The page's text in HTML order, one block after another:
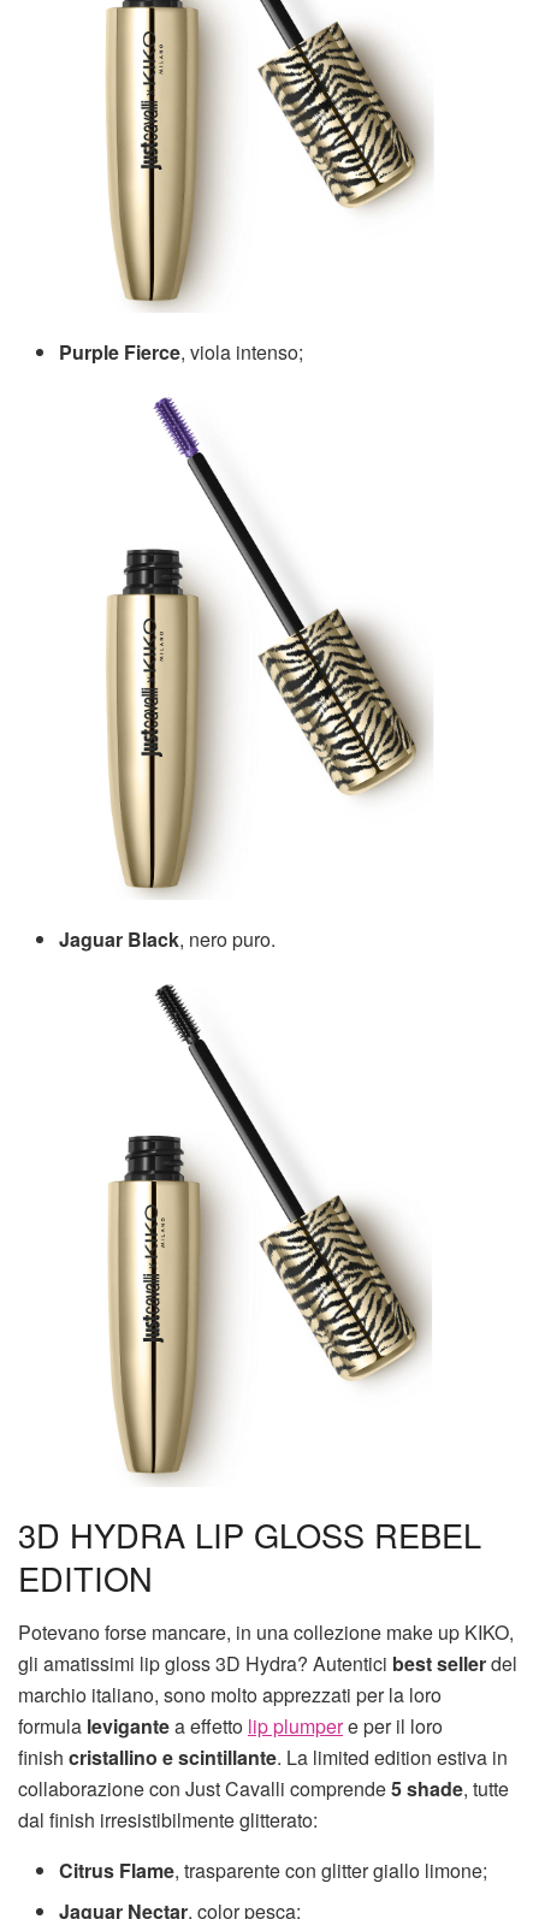
Purple Fierce, viola intenso;
Jaguar Black, nero puro.
3D HYDRA LIP GLOSS REBEL
EDITION
Potevano forse mancare, in una collezione make up KIKO,
gli amatissimi lip gloss 3D Hydra? Autentici best sellerdel
marchio italiano, sono molto apprezzati per la loro
formula levigantea effetto lip plumpere per il loro
finish cristallino e scintillante. La limited edition estiva in
collaborazione con Just Cavalli comprende5 shade, tutte
dal finish irresistibilmente glitterato:
Citrus Flame, trasparente con glitter giallo limone;
Jaguar Nectar, color pesca;